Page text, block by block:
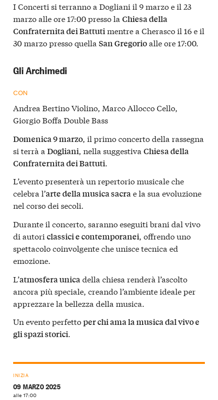
IConcerti si terranno a Dogliani il 9 marzo e il 23
marzo alle ore 17:00 presso la Chiesa della
Confraternita dei Battutimentre a Cherascoil 16 e il
30 marzo presso quella San Gregorioalle ore 17:00.
Gli Archimedi
CON
Andrea Bertino Violino, Marco Allocco Cello,
Giorgio Boffa Double Bass
Domenica 9 marzo, il primo concerto della rassegna
si terrà a Dogliani, nella suggestiva Chiesa della
Confraternita dei Battuti.
L’evento presenterà un repertorio musicale che
celebra l’arte della musica sacrae la sua evoluzione
nel corso dei secoli.
Durante il concerto, saranno eseguiti brani dal vivo
di autori classici e contemporanei, offrendo uno
spettacolo coinvolgente che unisce tecnica ed
emozione.
L’atmosfera unicadella chiesa renderà l’ascolto
ancora più speciale, creando l’ambiente ideale per
apprezzare la bellezza della musica.
Un evento perfettoper chi ama la musica dal vivo e
gli spazi storici.
INIZIA
09 MARZO 2025
alle 17:00